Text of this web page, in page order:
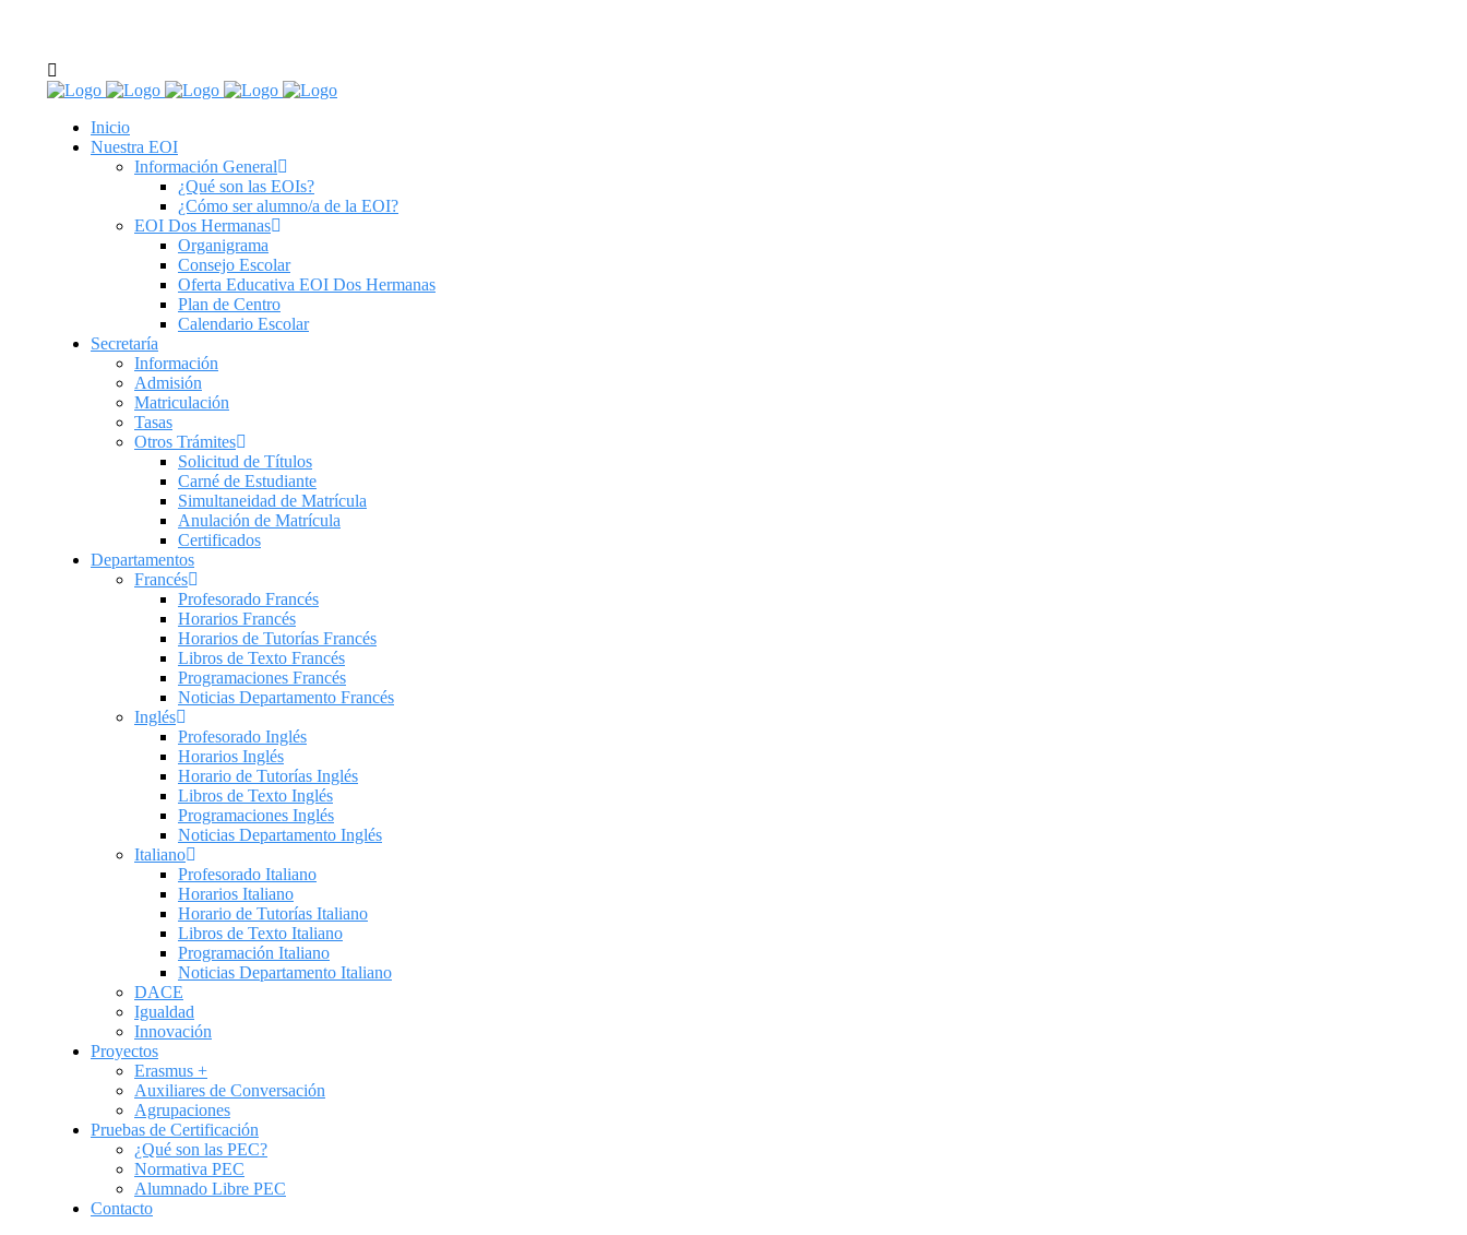
tel: 955 62 43 03
Inicio
Nuestra EOI
Información General
¿Qué son las EOIs?
¿Cómo ser alumno/a de la EOI?
EOI Dos Hermanas
Organigrama
Consejo Escolar
Oferta Educativa EOI Dos Hermanas
Plan de Centro
Calendario Escolar
Secretaría
Información
Admisión
Matriculación
Tasas
Otros Trámites
Solicitud de Títulos
Carné de Estudiante
Simultaneidad de Matrícula
Anulación de Matrícula
Certificados
Departamentos
Francés
Profesorado Francés
Horarios Francés
Horarios de Tutorías Francés
Libros de Texto Francés
Programaciones Francés
Noticias Departamento Francés
Inglés
Profesorado Inglés
Horarios Inglés
Horario de Tutorías Inglés
Libros de Texto Inglés
Programaciones Inglés
Noticias Departamento Inglés
Italiano
Profesorado Italiano
Horarios Italiano
Horario de Tutorías Italiano
Libros de Texto Italiano
Programación Italiano
Noticias Departamento Italiano
DACE
Igualdad
Innovación
Proyectos
Erasmus +
Auxiliares de Conversación
Agrupaciones
Pruebas de Certificación
¿Qué son las PEC?
Normativa PEC
Alumnado Libre PEC
Contacto